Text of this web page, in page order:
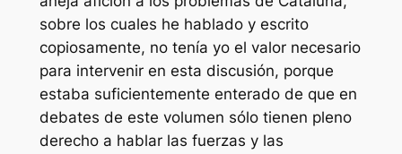
sobre los cuales he hablado y escrito
copiosamente, no tenía yo el valor necesario
para intervenir en esta discusión, porque
estaba suficientemente enterado de que en
debates de este volumen sólo tienen pleno
derecho a hablar las fuerzas y las